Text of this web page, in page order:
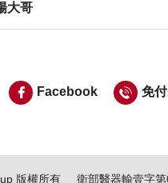
大哥
Facebook 免
版權所有 衛部醫器輸壹字